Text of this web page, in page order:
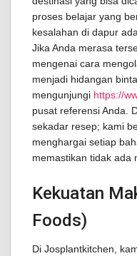
proses belajar yang
kesalahan di dapur
Jika Anda merasa
mengenai cara
menjadi hidangan
mengunjungi https://
pusat referensi Anda.
sekadar resep; kami
menghargai setiap
memastikan tidak ada
Kekuatan
Foods)
Di Josplantkitchen,